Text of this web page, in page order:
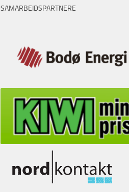
SAMARBEIDSPARTNERE